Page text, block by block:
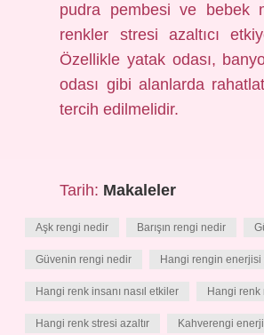
pudra pembesi ve bebek
renkler stresi azaltıcı
Özellikle yatak odası,
odası gibi alanlarda
tercih edilmelidir.
Tarih: Makaleler
Aşk rengi nedir Barışın rengi nedir
Güvenin rengi nedir Hangi rengin enerjisi
Hangi renk insanı nasıl etkiler Hangi
Hangi renk stresi azaltır Kahverengi